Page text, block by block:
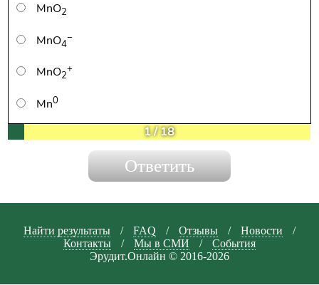
MnO2
MnO4
−
MnO2
+
Mn0
1/18
Найти результаты / FAQ / Отзывы / Новости
/
Контакты
/ Мы в СМИ /
События
Эрудит.Онлайн © 2016-2026